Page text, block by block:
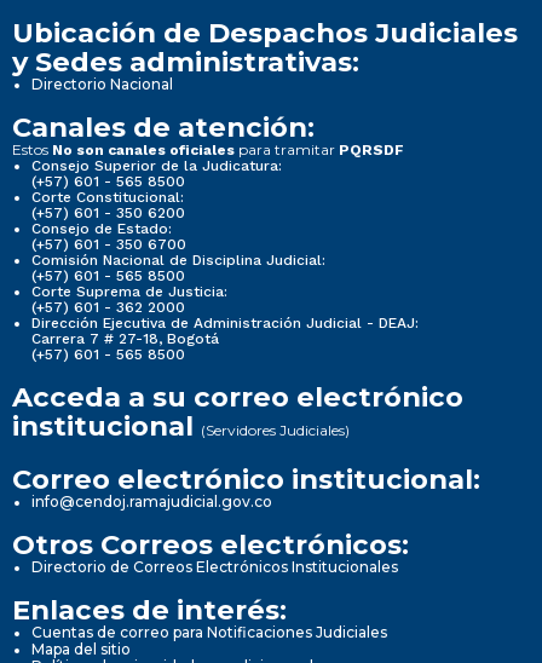
Ubicación de Despachos Judiciales
y Sedes administrativas:
Directorio Nacional
Canales de atención:
Estos No son canales oficiales para tramitar PQRSDF
Consejo Superior de la Judicatura:
(+57) 601 - 565 8500
Corte Constitucional:
(+57) 601 - 350 6200
Consejo de Estado:
(+57) 601 - 350 6700
Comisión Nacional de Disciplina Judicial:
(+57) 601 - 565 8500
Corte Suprema de Justicia:
(+57) 601 - 362 2000
Dirección Ejecutiva de Administración Judicial - DEAJ:
Carrera 7 # 27-18, Bogotá
(+57) 601 - 565 8500
Acceda a su correo electrónico
institucional (Servidores Judiciales)
Correo electrónico institucional:
info@cendoj.ramajudicial.gov.co
Otros Correos electrónicos:
Directorio de Correos Electrónicos Institucionales
Enlaces de interés:
Cuentas de correo para Notificaciones Judiciales
Mapa del sitio